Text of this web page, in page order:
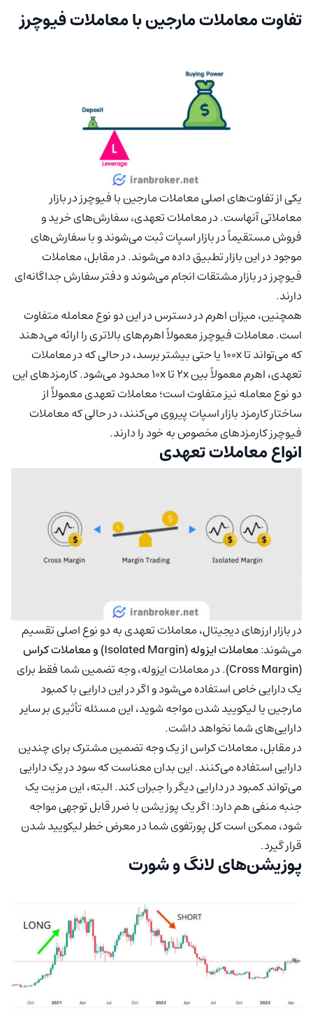
تفاوت معاملات مارجین با معاملات فیوچرز
یکی از تفاوت‌های اصلی معاملات مارجین با فیوچرز در بازار
معاملاتی آنهاست. در معاملات تعهدی، سفارش‌های خرید و
فروش مستقیماً در بازار اسپات ثبت می‌شوند و با سفارش‌های
موجود در این بازار تطبیق داده می‌شوند. در مقابل، معاملات
فیوچرز در بازار مشتقات انجام می‌شوند و دفتر سفارش جداگانه‌ای
دارند.
همچنین، میزان اهرم در دسترس در این دو نوع معامله متفاوت
است. معاملات فیوچرز معمولاً اهرم‌های بالاتری را ارائه می‌دهند
که می‌تواند تا 100x یا حتی بیشتر برسد، در حالی که در معاملات
تعهدی، اهرم معمولاً بین 2x تا 10x محدود می‌شود. کارمزدهای این
دو نوع معامله نیز متفاوت است؛ معاملات تعهدی معمولاً از
ساختار کارمزد بازار اسپات پیروی می‌کنند، در حالی که معاملات
فیوچرز کارمزدهای مخصوص به خود را دارند.
انواع معاملات تعهدی
در بازار ارزهای دیجیتال، معاملات تعهدی به دو نوع اصلی تقسیم
می‌شوند:
معاملات ایزوله (Isolated Margin) و معاملات کراس
(Cross Margin)
. در معاملات ایزوله، وجه تضمین شما فقط برای
یک دارایی خاص استفاده می‌شود و اگر در این دارایی با کمبود
مارجین یا لیکویید شدن مواجه شوید، این مسئله تأثیری بر سایر
دارایی‌های شما نخواهد داشت.
در مقابل، معاملات کراس از یک وجه تضمین مشترک برای چندین
دارایی استفاده می‌کنند. این بدان معناست که سود در یک دارایی
می‌تواند کمبود در دارایی دیگر را جبران کند. البته، این مزیت یک
جنبه منفی هم دارد: اگر یک پوزیشن با ضرر قابل توجهی مواجه
شود، ممکن است کل پورتفوی شما در معرض خطر لیکویید شدن
قرار گیرد.
پوزیشن‌های لانگ و شورت